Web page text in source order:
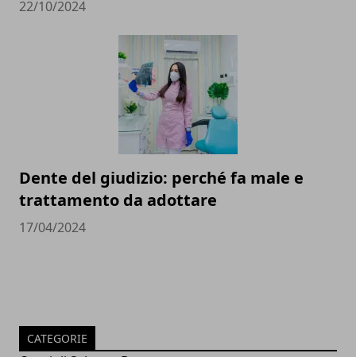
22/10/2024
Dente del giudizio: perché fa male e
trattamento da adottare
17/04/2024
CATEGORIE